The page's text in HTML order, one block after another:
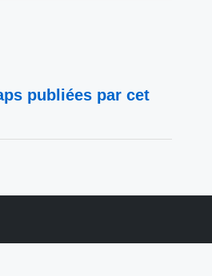
publiées par cet